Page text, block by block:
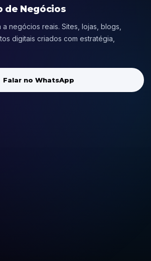
de Negócios
negócios reais. Sites, lojas, blogs,
digitais criados com estratégia,
Falar no WhatsApp